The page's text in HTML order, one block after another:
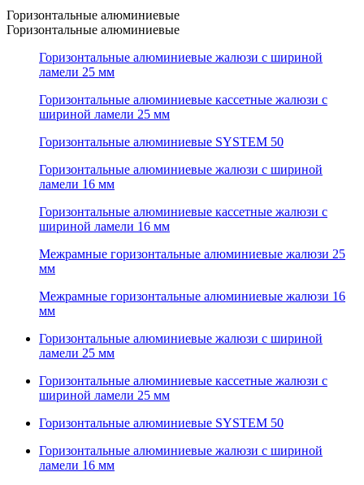
Горизонтальные алюминиевые
Горизонтальные алюминиевые
Горизонтальные алюминиевые жалюзи с шириной
ламели 25 мм
Горизонтальные алюминиевые кассетные жалюзи с
шириной ламели 25 мм
Горизонтальные алюминиевые SYSTEM 50
Горизонтальные алюминиевые жалюзи с шириной
ламели 16 мм
Горизонтальные алюминиевые кассетные жалюзи с
шириной ламели 16 мм
Межрамные горизонтальные алюминиевые жалюзи 25
мм
Межрамные горизонтальные алюминиевые жалюзи 16
мм
Горизонтальные алюминиевые жалюзи с шириной
ламели 25 мм
Горизонтальные алюминиевые кассетные жалюзи с
шириной ламели 25 мм
Горизонтальные алюминиевые SYSTEM 50
Горизонтальные алюминиевые жалюзи с шириной
ламели 16 мм